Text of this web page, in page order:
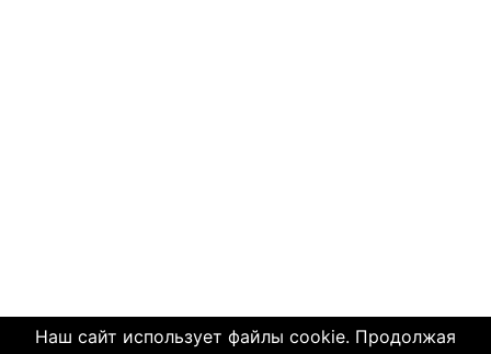
Наш сайт использует файлы cookie. Продолжая